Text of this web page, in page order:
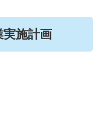
実施計画